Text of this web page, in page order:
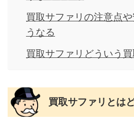
買取サファリの注意点
うなる
買取サファリどういう買
買取サファリとは